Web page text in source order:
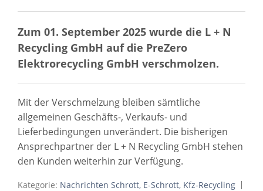
Zum 01. September 2025 wurde die L + N
Recycling GmbH auf die PreZero
Elektrorecycling GmbH verschmolzen.
Mit der Verschmelzung bleiben sämtliche
allgemeinen Geschäfts-, Verkaufs- und
Lieferbedingungen unverändert. Die bisherigen
Ansprechpartner der L + N Recycling GmbH stehen
den Kunden weiterhin zur Verfügung.
Kategorie: Nachrichten Schrott, E-Schrott, Kfz-Recycling